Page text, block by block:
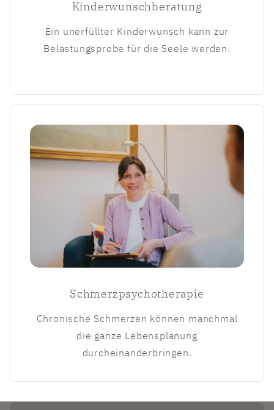
Kinderwunschberatung
Ein unerfüllter Kinderwunsch kann zur
Belastungsprobe für die Seele werden.
Schmerzpsychotherapie
Chronische Schmerzen können manchmal
die ganze Lebensplanung
durcheinanderbringen.